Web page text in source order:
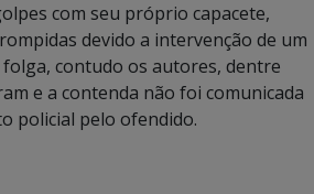
com seu próprio capacete,
devido a intervenção de um
contudo os autores, dentre
e a contenda não foi comunicada
policial pelo ofendido.